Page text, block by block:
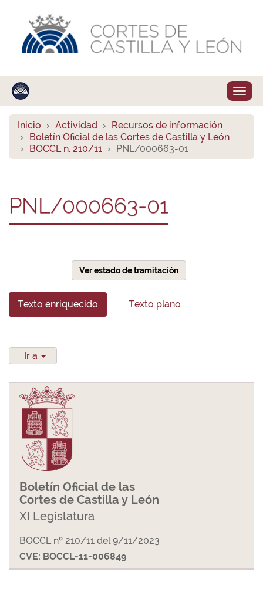
Inicio Actividad
Recursos de información
Boletín Oficial de las Cortes de Castilla y León
BOCCL n. 210/11
PNL/000663-01
PNL/000663-01
Ver estado de tramitación
Texto enriquecido Texto plano
Ir a
Boletín Oficial de las
Cortes de Castilla y León
XI Legislatura
BOCCL nº 210/11 del 9/11/2023
CVE: BOCCL-11-006849